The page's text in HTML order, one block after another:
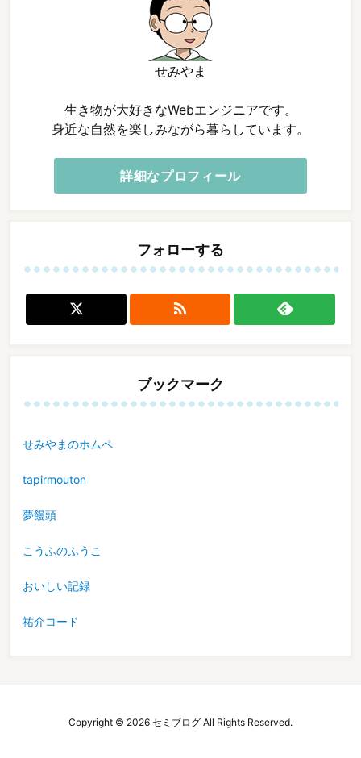
せみやま
生き物が大好きなWebエンジニアです。
身近な自然を楽しみながら暮らしています。
詳細なプロフィール
フォローする

ブックマーク
せみやまのホムペ
tapirmouton
夢饅頭
こうふのふうこ
おいしい記録
祐介コード
Copyright © 2026 セミブログ All Rights Reserved.